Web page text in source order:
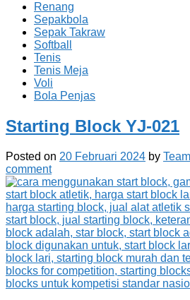
Renang
Sepakbola
Sepak Takraw
Softball
Tenis
Tenis Meja
Voli
Bola Penjas
Starting Block YJ-021
Posted on 20 Februari 2024 by
comment